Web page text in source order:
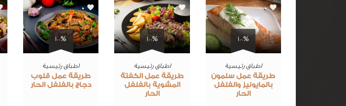
100%
0
اطباق رئيسية
طريقة عمل سلمون
بالمايونيز والفلفل
الحار
100%
0
اطباق رئيسية
طريقة عمل الكفتة
المشوية بالفلفل
الحار
100%
0
اطباق رئيسية
طريقة عمل قلوب
دجاج بالفلفل الحار